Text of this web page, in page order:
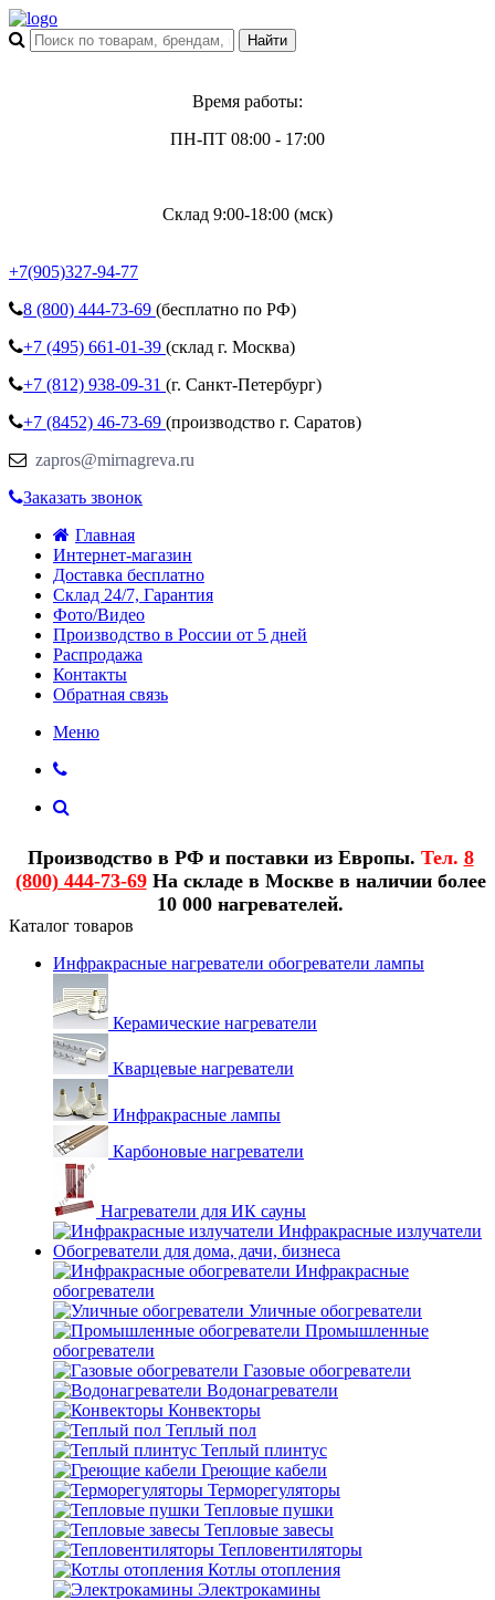
Время работы:
ПН-ПТ 08:00 - 17:00
Склад 9:00-18:00 (мск)
+7(905)327-94-77
8 (800) 444-73-69 (бесплатно по РФ)
+7 (495) 661-01-39 (склад г. Москва)
+7 (812) 938-09-31 (г. Санкт-Петербург)
+7 (8452) 46-73-69 (производство г. Саратов)
zapros@mirnagreva.ru
Заказать звонок
Главная
Интернет-магазин
Доставка бесплатно
Склад 24/7, Гарантия
Фото/Видео
Производство в России от 5 дней
Распродажа
Контакты
Обратная связь
Меню
Производство в РФ и поставки из Европы. Тел. 8
(800) 444-73-69На складе в Москве в наличии более
10 000 нагревателей.
Каталог товаров
Инфракрасные нагреватели обогреватели лампы
Керамические нагреватели
Кварцевые нагреватели
Инфракрасные лампы
Карбоновые нагреватели
Нагреватели для ИК сауны
Инфракрасные излучатели
Обогреватели для дома, дачи, бизнеса
Инфракрасные
обогреватели
Уличные обогреватели
Промышленные
обогреватели
Газовые обогреватели
Водонагреватели
Конвекторы
Теплый пол
Теплый плинтус
Греющие кабели
Терморегуляторы
Тепловые пушки
Тепловые завесы
Тепловентиляторы
Котлы отопления
Электрокамины